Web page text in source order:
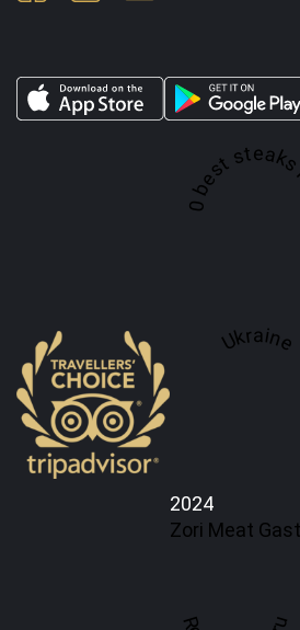
A top 100 best steaks
Ukraine
2024
Zori Meat